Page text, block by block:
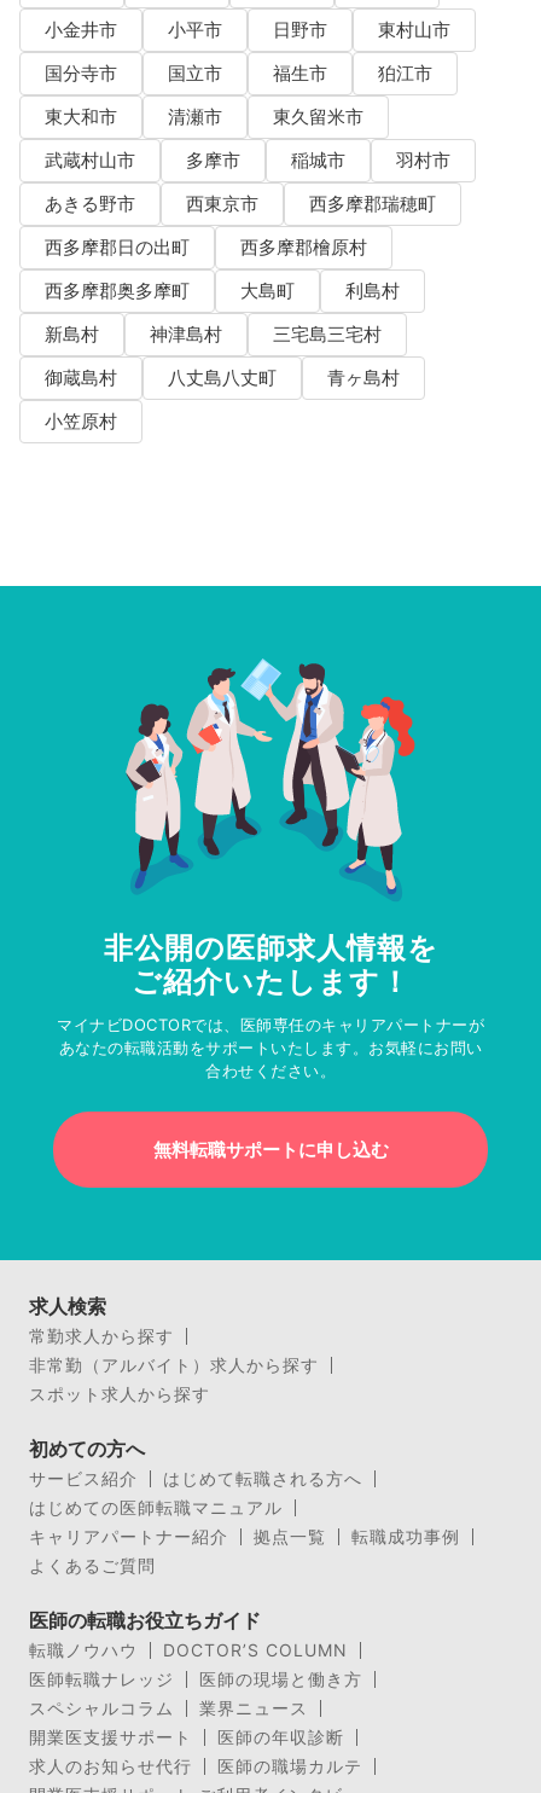
小金井市
小平市 日野市
東村山市
国分寺市
国立市 福生市
狛江市
東大和市
清瀬市
東久留米市
武蔵村山市
多摩市 稲城市
羽村市
あきる野市
西東京市
西多摩郡瑞穂町
西多摩郡日の出町
西多摩郡檜原村
西多摩郡奥多摩町
大島町
利島村
新島村
神津島村
三宅島三宅村
御蔵島村
八丈島八丈町
青ヶ島村
小笠原村
非公開の医師求人情報を
ご紹介いたします！
マイナビDOCTORでは、医師専任のキャリアパートナーが
あなたの転職活動をサポートいたします。お気軽にお問い
合わせください。
無料転職サポートに申し込む
求人検索
常勤求人から探す
非常勤（アルバイト）求人から探す
スポット求人から探す
初めての方へ
サービス紹介
はじめて転職される方へ
はじめての医師転職マニュアル
キャリアパートナー紹介
拠点一覧
転職成功事例
よくあるご質問
医師の転職お役立ちガイド
転職ノウハウ
DOCTOR’S COLUMN
医師転職ナレッジ
医師の現場と働き方
スペシャルコラム
業界ニュース
開業医支援サポート
医師の年収診断
求人のお知らせ代行
医師の職場カルテ